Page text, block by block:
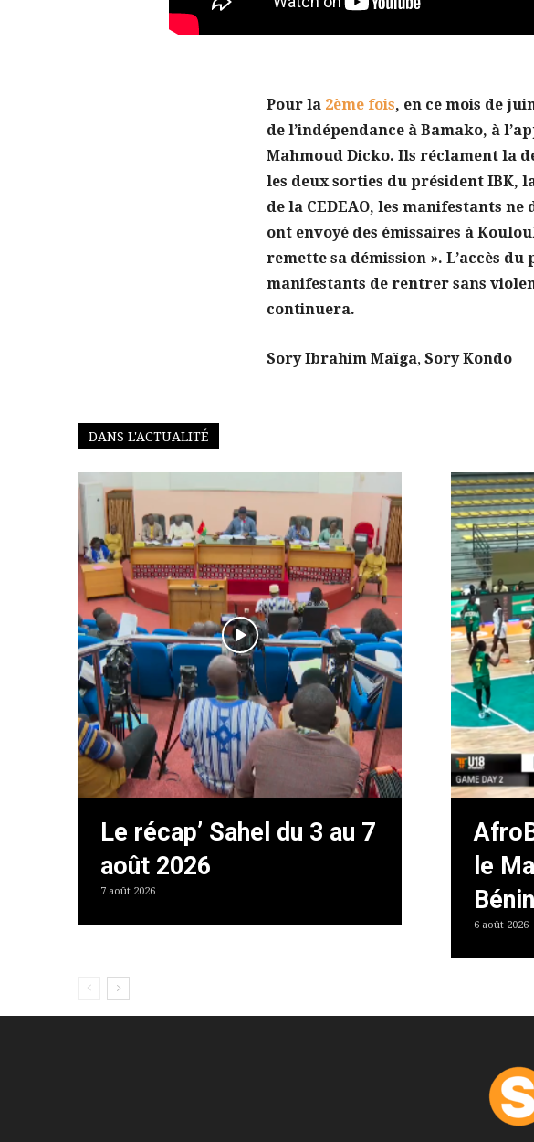
Pour la 2ème fois, en ce mois de
de l’indépendance à Bamako, à
Mahmoud Dicko. Ils réclament la
les deux sorties du président IBK,
de la CEDEAO, les manifestants
ont envoyé des émissaires à
remette sa démission ». L’accès
manifestants de rentrer sans
continuera.
Sory Ibrahim Maïga, Sory Kondo
DANS L'ACTUALITÉ
Le récap’ Sahel du 3 au 7
août 2026
7 août 2026
le
6 août 2026